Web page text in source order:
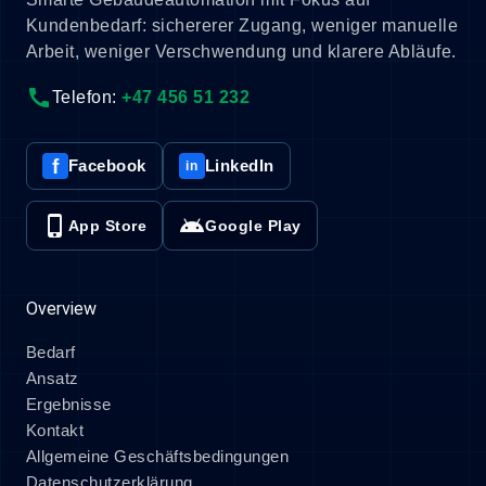
Kundenbedarf: sichererer Zugang, weniger manuelle
Arbeit, weniger Verschwendung und klarere Abläufe.
callTelefon:+47 456 51 232
f Facebook in LinkedIn
phone_iphone App Store androidGoogle Play
Overview
Bedarf
Ansatz
Ergebnisse
Kontakt
Allgemeine Geschäftsbedingungen
Datenschutzerklärung